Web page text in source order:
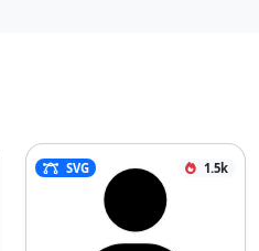
SVG 1.5k